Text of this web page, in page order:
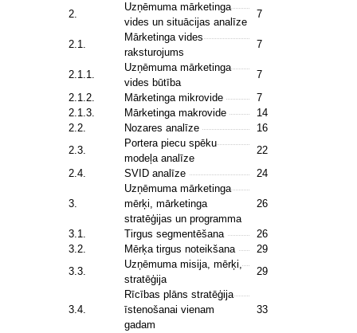
2.
Uzņēmuma mārketinga
vides un situācijas analīze
7
2.1.
Mārketinga vides
raksturojums
7
2.1.1.
Uzņēmuma mārketinga
vides būtība
7
2.1.2.
Mārketinga mikrovide
7
2.1.3.
Mārketinga makrovide
14
2.2.
Nozares analīze
16
2.3.
Portera piecu spēku
modeļa analīze
22
2.4.
SVID analīze 24
3.
Uzņēmuma mārketinga
mērķi, mārketinga
stratēģijas un programma
26
3.1. Tirgus segmentēšana
26
3.2.
Mērķa tirgus noteikšana
29
3.3.
Uzņēmuma misija, mērķi,
stratēģija
29
3.4.
Rīcības plāns stratēģija
īstenošanai vienam
gadam
33